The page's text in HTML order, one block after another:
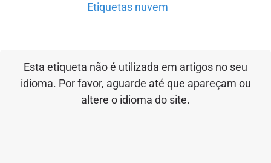
Etiquetas nuvem